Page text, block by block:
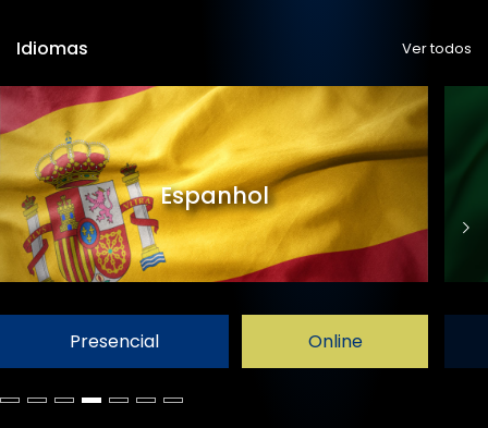
Idiomas Ver todos
Espanhol
Presencial Online